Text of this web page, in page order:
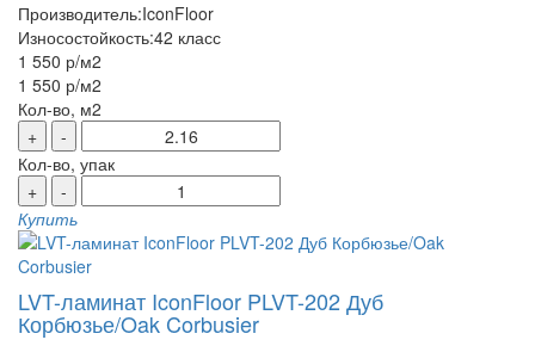
Производитель:IconFloor
Износостойкость:42 класс
1 550 р/м2
1 550 р/м2
Кол-во, м2
+
-
Кол-во, упак
+
-
Купить
LVT-ламинат IconFloor PLVT-202 Дуб
Корбюзье/Oak Corbusier